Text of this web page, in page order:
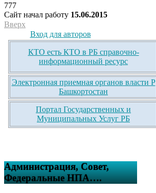
777
Сайт начал работу 15.06.2015
Вверх
Вход для авторов
КТО есть КТО в РБ справочно-
информационный ресурс
Электронная приемная органов власти Р
Башкортостан
Портал Государственных и
Муниципальных Услуг РБ
Администрация, Совет,
Федеральные НПА….